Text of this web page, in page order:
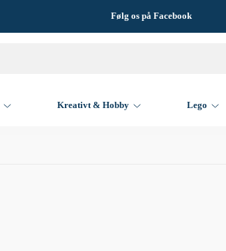
Følg os på Facebook
Kreativt & Hobby Lego